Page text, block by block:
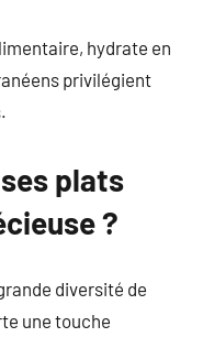
hydrate en
privilégient
plats
?
diversité de
une touche